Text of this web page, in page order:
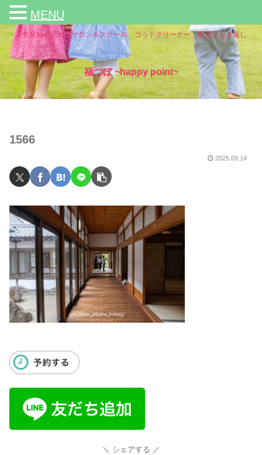
人生変わる足つぼサロン＆スクール、ゴッドクリーナー、黄土よもぎ蒸し
福つぼ ~happy point~
1566
2025.09.14
シェアする
MENU